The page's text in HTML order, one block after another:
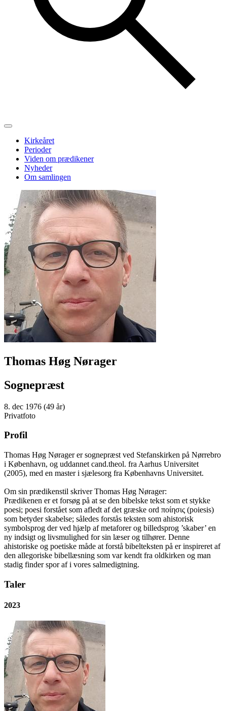
Kirkeåret
Perioder
Viden om prædikener
Nyheder
Om samlingen
Thomas Høg Nørager
Sognepræst
8. dec 1976 (49 år)
Privatfoto
Profil
Thomas Høg Nørager er sognepræst ved Stefanskirken på Nørrebro
i København, og uddannet cand.theol. fra Aarhus Universitet
(2005), med en master i sjælesorg fra Københavns Universitet.
Om sin prædikenstil skriver Thomas Høg Nørager:
Prædikenen er et forsøg på at se den bibelske tekst som et stykke
poesi; poesi forstået som afledt af det græske ord ποίησις (poiesis)
som betyder skabelse; således forstås teksten som ahistorisk
symbolsprog der ved hjælp af metaforer og billedsprog ’skaber’ en
ny indsigt og livsmulighed for sin læser og tilhører. Denne
ahistoriske og poetiske måde at forstå bibelteksten på er inspireret af
den allegoriske bibellæsning som var kendt fra oldkirken og man
stadig finder spor af i vores salmedigtning.
Taler
2023